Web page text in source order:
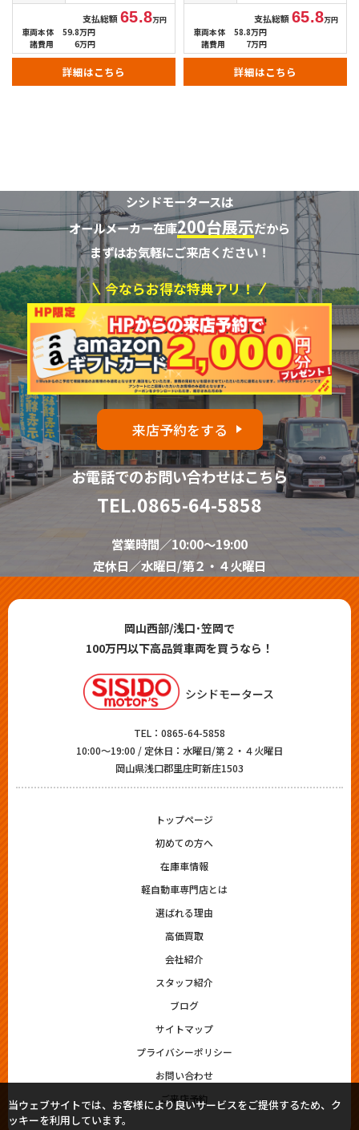
支払総額65.8万円
車両本体
59.8万円
諸費用
6万円
詳細はこちら
支払総額65.8万円
車両本体
58.8万円
諸費用
7万円
詳細はこちら
シシドモータースは
オールメーカー在庫200台展示だから
まずはお気軽にご来店ください！
今ならお得な特典アリ！
来店予約をする
お電話でのお問い合わせはこちら
TEL.0865-64-5858
営業時間／10:00～19:00
定休日／水曜日/第２・４火曜日
岡山西部/浅口･笠岡で
100万円以下高品質車両を買うなら！
シシドモータース
TEL： 0865-64-5858
10:00～19:00 / 定休日：水曜日/第２・４火曜日
岡山県浅口郡里庄町新庄1503
トップページ
初めての方へ
在庫車情報
軽自動車専門店とは
選ばれる理由
高価買取
会社紹介
スタッフ紹介
ブログ
サイトマップ
プライバシーポリシー
お問い合わせ
ご来店予約
当ウェブサイトでは、お客様により良いサービスをご提供するため、ク
ッキーを利用しています。